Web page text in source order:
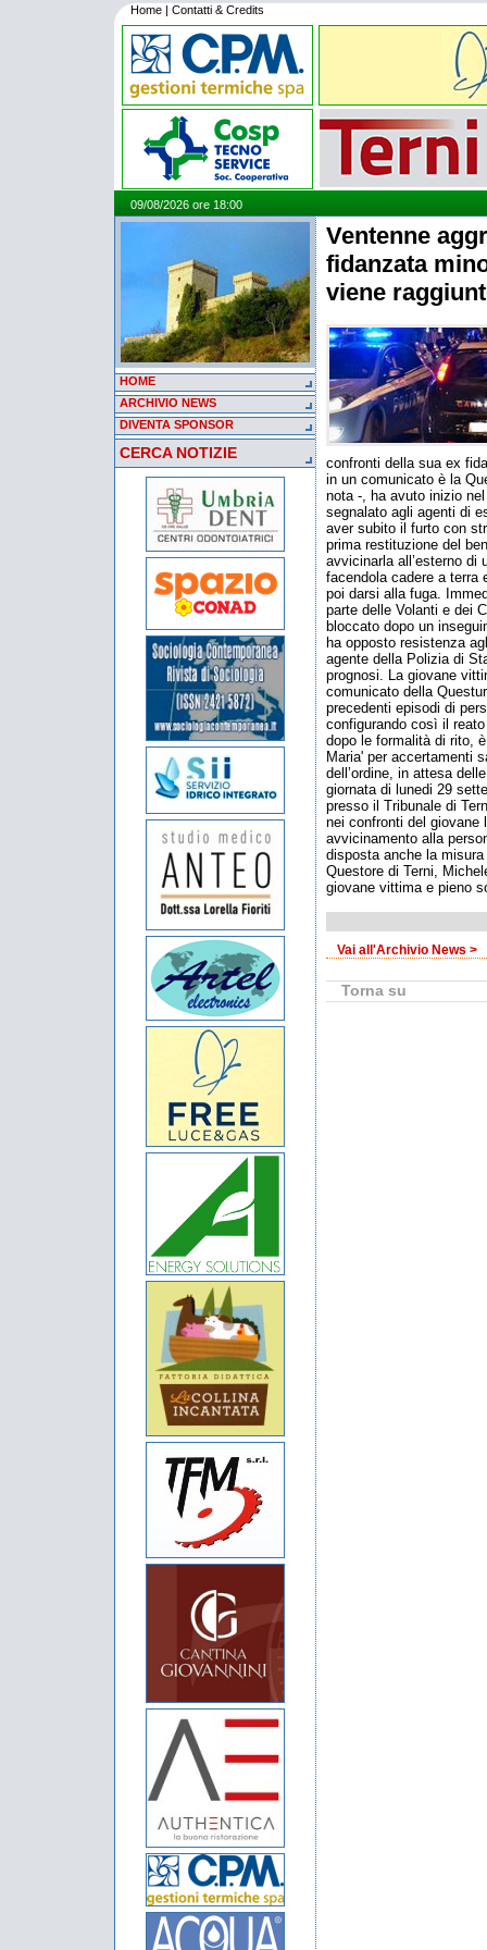
Home | Contatti & Credits
09/08/2026 ore 18:00
HOME
ARCHIVIO NEWS
DIVENTA SPONSOR
CERCA NOTIZIE
Ventenne
fidanzata
viene
confronti della sua ex
in un comunicato è la
nota -, ha avuto inizio
segnalato agli agenti di
aver subito il furto con
prima restituzione del
avvicinarla all’esterno di
facendola cadere a terra
poi darsi alla fuga.
parte delle Volanti e dei
bloccato dopo un
ha opposto resistenza
agente della Polizia di
prognosi. La giovane
comunicato della
precedenti episodi di
configurando così il
dopo le formalità di rito,
Maria' per accertamenti
dell’ordine, in attesa
giornata di lunedi 29
presso il Tribunale di
nei confronti del giovane
avvicinamento alla
disposta anche la
Questore di Terni,
giovane vittima e pieno
Vai all'Archivio News >
Torna su